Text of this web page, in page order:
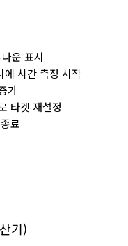
운 표시
에 시간 측정 시작
가
타겟 재설정
료
기)